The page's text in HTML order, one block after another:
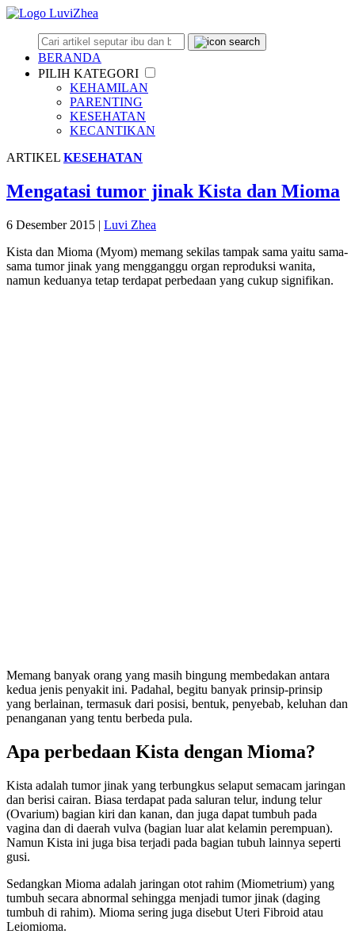
BERANDA
PILIH KATEGORI
KEHAMILAN
PARENTING
KESEHATAN
KECANTIKAN
ARTIKEL KESEHATAN
Mengatasi tumor jinak Kista dan Mioma
6 Desember 2015 | Luvi Zhea
Kista dan Mioma (Myom) memang sekilas tampak sama yaitu sama-
sama tumor jinak yang mengganggu organ reproduksi wanita,
namun keduanya tetap terdapat perbedaan yang cukup signifikan.
Memang banyak orang yang masih bingung membedakan antara
kedua jenis penyakit ini. Padahal, begitu banyak prinsip-prinsip
yang berlainan, termasuk dari posisi, bentuk, penyebab, keluhan dan
penanganan yang tentu berbeda pula.
Apa perbedaan Kista dengan Mioma?
Kista adalah tumor jinak yang terbungkus selaput semacam jaringan
dan berisi cairan. Biasa terdapat pada saluran telur, indung telur
(Ovarium) bagian kiri dan kanan, dan juga dapat tumbuh pada
vagina dan di daerah vulva (bagian luar alat kelamin perempuan).
Namun Kista ini juga bisa terjadi pada bagian tubuh lainnya seperti
gusi.
Sedangkan Mioma adalah jaringan otot rahim (Miometrium) yang
tumbuh secara abnormal sehingga menjadi tumor jinak (daging
tumbuh di rahim). Mioma sering juga disebut Uteri Fibroid atau
Leiomioma.